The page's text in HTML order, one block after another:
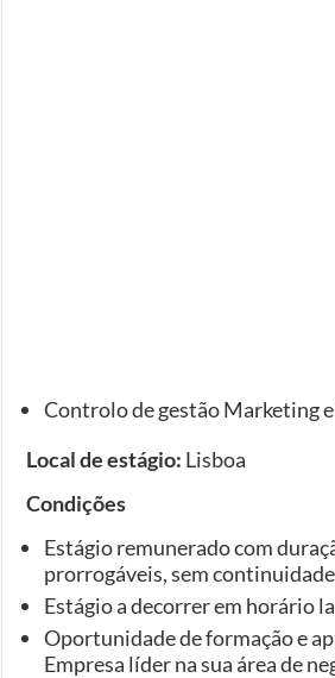
Controlo de gestão Marketing
Local de estágio: Lisboa
Condições
Estágio remunerado com
prorrogáveis, sem
Estágio a decorrer em horário
Oportunidade de formação e
Empresa líder na sua área de